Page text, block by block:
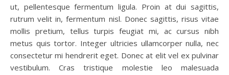
ut, pellentesque fermentum ligula. Proin at dui sagittis,
rutrum velit in, fermentum nisl. Donec sagittis, risus vitae
mollis pretium, tellus turpis feugiat mi, ac cursus nibh
metus quis tortor. Integer ultricies ullamcorper nulla, nec
consectetur mi hendrerit eget. Donec at elit vel ex pulvinar
vestibulum. Cras tristique molestie leo malesuada